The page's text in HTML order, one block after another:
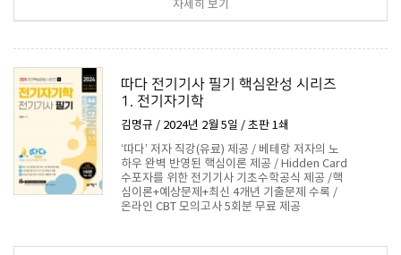
자세히 보기
따다 전기기사 필기 핵심완성 시리즈
1. 전기자기학
김명규 / 2024년 2월 5일 / 초판 1쇄
‘따다’ 저자 직강(유료) 제공 / 베테랑 저자의 노
하우 완벽 반영된 핵심이론 제공 / Hidden Card
수포자를 위한 전기기사 기초수학공식 제공 /핵
심이론+예상문제+최신 4개년 기출문제 수록 /
온라인 CBT 모의고사 5회분 무료 제공